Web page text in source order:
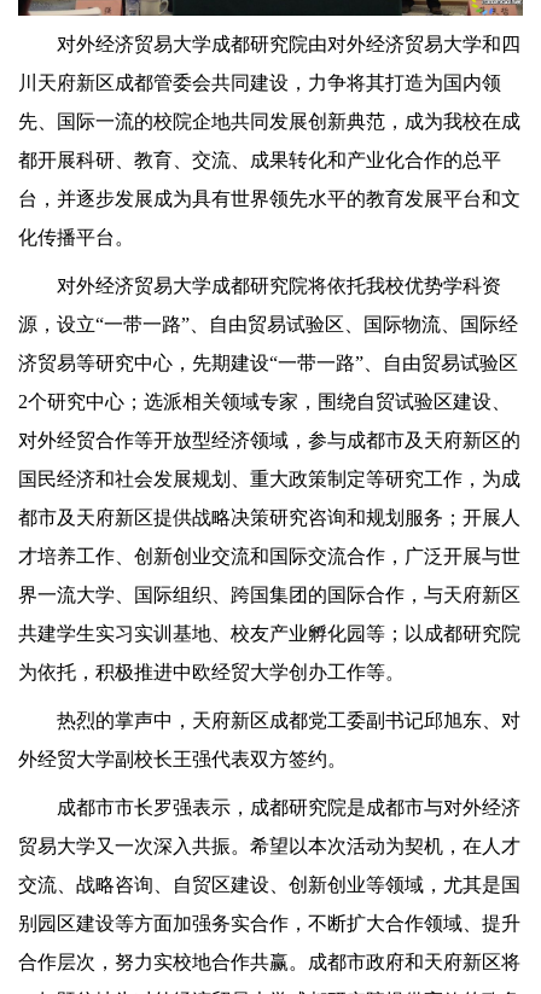
对外经济贸易大学成都研究院由对外经济贸易大学和四
川天府新区成都管委会共同建设，力争将其打造为国内领
先、国际一流的校院企地共同发展创新典范，成为我校在成
都开展科研、教育、交流、成果转化和产业化合作的总平
台，并逐步发展成为具有世界领先水平的教育发展平台和文
化传播平台。
对外经济贸易大学成都研究院将依托我校优势学科资
源，设立“一带一路”、自由贸易试验区、国际物流、国际经
济贸易等研究中心，先期建设“一带一路”、自由贸易试验区
2个研究中心；选派相关领域专家，围绕自贸试验区建设、
对外经贸合作等开放型经济领域，参与成都市及天府新区的
国民经济和社会发展规划、重大政策制定等研究工作，为成
都市及天府新区提供战略决策研究咨询和规划服务；开展人
才培养工作、创新创业交流和国际交流合作，广泛开展与世
界一流大学、国际组织、跨国集团的国际合作，与天府新区
共建学生实习实训基地、校友产业孵化园等；以成都研究院
为依托，积极推进中欧经贸大学创办工作等。
热烈的掌声中，天府新区成都党工委副书记邱旭东、对
外经贸大学副校长王强代表双方签约。
成都市市长罗强表示，成都研究院是成都市与对外经济
贸易大学又一次深入共振。希望以本次活动为契机，在人才
交流、战略咨询、自贸区建设、创新创业等领域，尤其是国
别园区建设等方面加强务实合作，不断扩大合作领域、提升
合作层次，努力实校地合作共赢。成都市政府和天府新区将